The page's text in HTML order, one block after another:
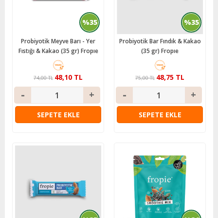
%35
Probiyotik Meyve Barı - Yer
Fıstığı & Kakao (35 gr) Fropıe
48,10 TL
74,00 TL
SEPETE EKLE
%35
Probiyotik Bar Fındık & Kakao
(35 gr) Fropıe
48,75 TL
75,00 TL
SEPETE EKLE